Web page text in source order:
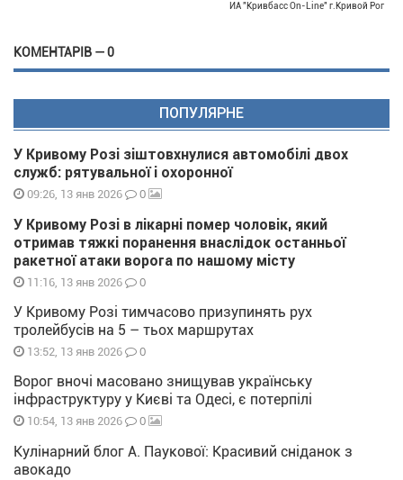
ИА "Кривбасс On-Line" г.Кривой Рог
КОМЕНТАРІВ — 0
ПОПУЛЯРНЕ
У Кривому Розі зіштовхнулися автомобілі двох
служб: рятувальної і охоронної
09:26, 13 янв 2026 0
У Кривому Розі в лікарні помер чоловік, який
отримав тяжкі поранення внаслідок останньої
ракетної атаки ворога по нашому місту
11:16, 13 янв 2026 0
У Кривому Розі тимчасово призупинять рух
тролейбусів на 5 – тьох маршрутах
13:52, 13 янв 2026 0
Ворог вночі масовано знищував українську
інфраструктуру у Києві та Одесі, є потерпілі
10:54, 13 янв 2026 0
Кулінарний блог А. Паукової: Красивий сніданок з
авокадо